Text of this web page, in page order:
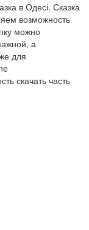
в Одесі. Сказка
возможность
можно
а
для
скачать часть